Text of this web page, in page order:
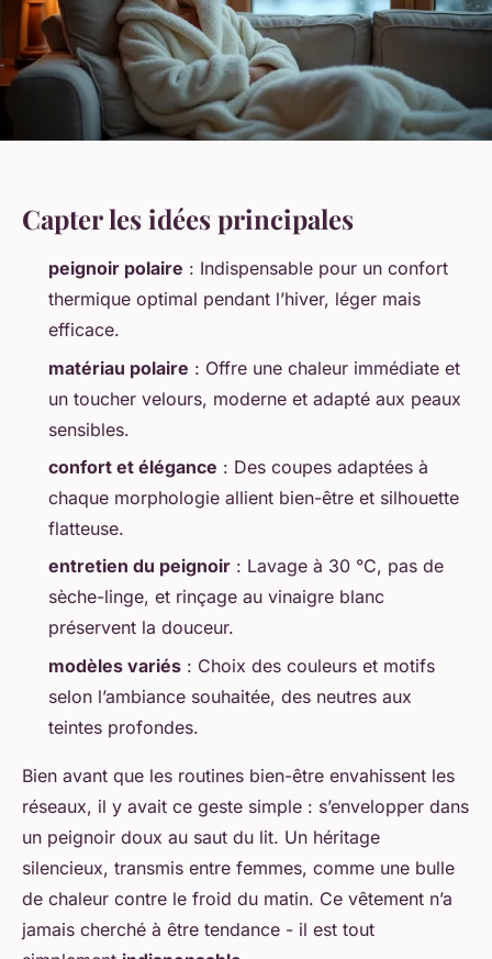
Capter les idées principales
peignoir polaire : Indispensable pour un confort
thermique optimal pendant l’hiver, léger mais
efficace.
matériau polaire : Offre une chaleur immédiate et
un toucher velours, moderne et adapté aux peaux
sensibles.
confort et élégance : Des coupes adaptées à
chaque morphologie allient bien-être et silhouette
flatteuse.
entretien du peignoir : Lavage à 30 °C, pas de
sèche-linge, et rinçage au vinaigre blanc
préservent la douceur.
modèles variés : Choix des couleurs et motifs
selon l’ambiance souhaitée, des neutres aux
teintes profondes.
Bien avant que les routines bien-être envahissent les
réseaux, il y avait ce geste simple : s’envelopper dans
un peignoir doux au saut du lit. Un héritage
silencieux, transmis entre femmes, comme une bulle
de chaleur contre le froid du matin. Ce vêtement n’a
jamais cherché à être tendance - il est tout